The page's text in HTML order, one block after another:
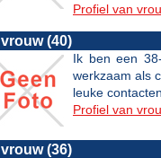
Profiel van
vrouw (40)
Ik ben een
werkzaam als
leuke
Profiel van
vrouw (36)